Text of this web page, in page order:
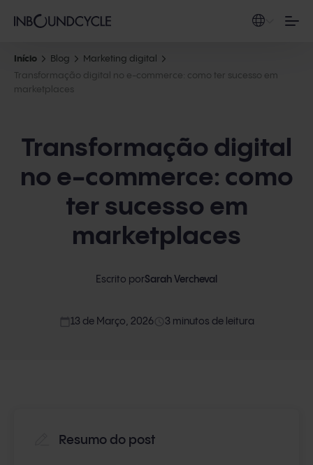
Início Blog
Marketing digital
Transformação digital no e-commerce: como ter sucesso em
marketplaces
Transformação digital
no e-commerce: como
ter sucesso em
marketplaces
Escrito porSarah Vercheval
access_time 3 minutos de leitura
13 de Março, 2026
Resumo do post